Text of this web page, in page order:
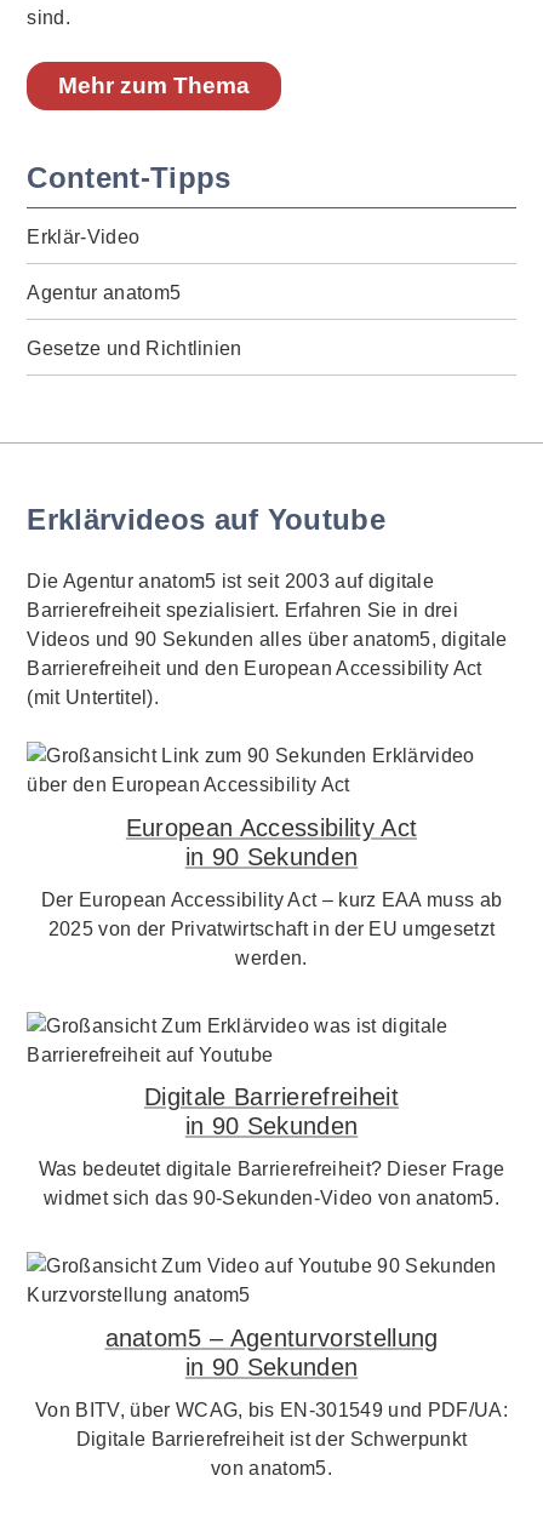
sind.
Mehr zum Thema
Content-Tipps
Erklär-Video
Agentur anatom5
Gesetze und Richtlinien
Erklärvideos auf Youtube
Die Agentur anatom5 ist seit 2003 auf digitale
Barrierefreiheit spezialisiert. Erfahren Sie in drei
Videos und 90 Sekunden alles über anatom5, digitale
Barrierefreiheit und den European Accessibility Act
(mit Untertitel).
European Accessibility Act
in 90 Sekunden
Der European Accessibility Act – kurz EAA muss ab
2025 von der Privatwirtschaft in der EU umgesetzt
werden.
Digitale Barrierefreiheit
in 90 Sekunden
Was bedeutet digitale Barrierefreiheit? Dieser Frage
widmet sich das 90-Sekunden-Video von anatom5.
anatom5 – Agenturvorstellung
in 90 Sekunden
Von BITV, über WCAG, bis EN-301549 und PDF/UA:
Digitale Barrierefreiheit ist der Schwerpunkt
von anatom5.